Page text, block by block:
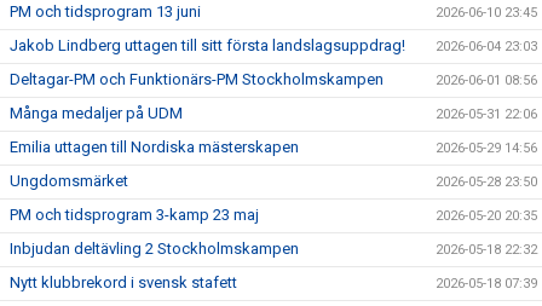
PM och tidsprogram 13 juni 2026-06-10 23:45
Jakob Lindberg uttagen till sitt första landslagsuppdrag! 2026-06-04 23:03
Deltagar-PM och Funktionärs-PM Stockholmskampen 2026-06-01 08:56
Många medaljer på UDM 2026-05-31 22:06
Emilia uttagen till Nordiska mästerskapen 2026-05-29 14:56
Ungdomsmärket 2026-05-28 23:50
PM och tidsprogram 3-kamp 23 maj 2026-05-20 20:35
Inbjudan deltävling 2 Stockholmskampen 2026-05-18 22:32
Nytt klubbrekord i svensk stafett 2026-05-18 07:39